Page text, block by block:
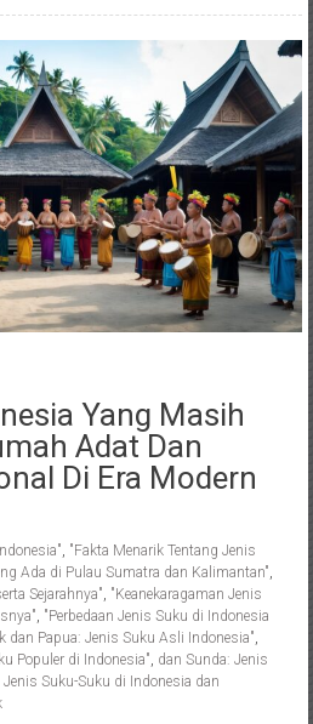
Yang Masih
Adat Dan
Di Era Modern
, "Fakta Menarik Tentang Jenis
Ada di Pulau Sumatra dan Kalimantan",
Sejarahnya", "Keanekaragaman Jenis
, "Perbedaan Jenis Suku di Indonesia
dan Papua: Jenis Suku Asli Indonesia",
Populer di Indonesia", dan Sunda: Jenis
Jenis Suku-Suku di Indonesia dan